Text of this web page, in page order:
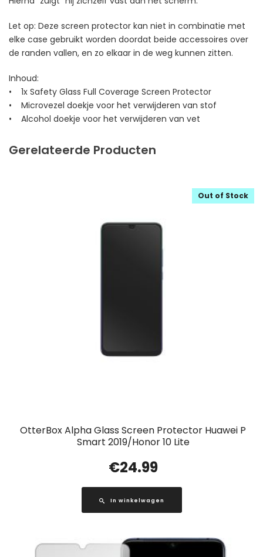
Let op: Deze screen protector kan niet in combinatie met
elke case gebruikt worden doordat beide accessoires over
de randen vallen, en zo elkaar in de weg kunnen zitten.
Inhoud:
• 1x Safety Glass Full Coverage Screen Protector
• Microvezel doekje voor het verwijderen van stof
• Alcohol doekje voor het verwijderen van vet
Gerelateerde Producten
OtterBox Alpha Glass Screen Protector Huawei P
Smart 2019/Honor 10 Lite
Out of Stock
€24.99
In winkelwagen